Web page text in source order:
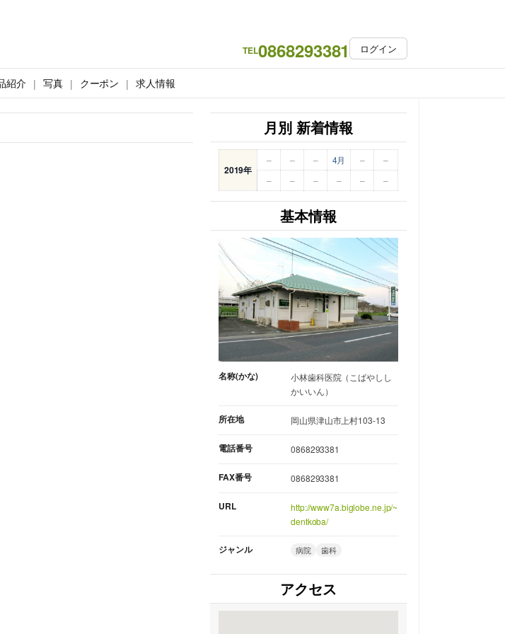
TEL0868293381 ログイン
紹介 写真 クーポン 求人情報
月別 新着情報
2019年
– – – 4月 –
–
–
– – – – –
基本情報
名称(かな)
小林歯科医院（こばやしし
かいいん）
所在地 岡山県津山市上村103-13
電話番号 0868293381
FAX番号 0868293381
URL
http://www7a.biglobe.ne.jp/~
dentkoba/
ジャンル 病院 歯科
アクセス